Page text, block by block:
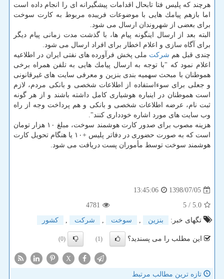
هرچند كه پلیس فتا تابحال اقدامات پیشگیرانه ای را انجام داده است
اما بازهم پیامك هایی با موضوعات فریبده مربوط به كارت سوخت
برای بعضی از شهروندان ارسال می شود.
البته بعد از ارسال اینگونه پیام ها، با گذشت مدت زمانی پیام دیگر
برای آگاه سازی و اعلام اخطار برای افراد ارسال می شود.
چندی قبل هم شركت ملی پخش فرآورده های نفتی ایران در اطلاعیه
اعلام نمود كه "با توجه به ارسال پیامك هایی به تلفن همراه برخی
هموطنان با مبحث سهمیه بندی بنزین و معرفی سایت های غیرقانونی
و جعلی برای سوءاستفاده از اطلاعات شخصی و بانكی مردم، لازم
است هموطنان در اینباره هوشیاری كامل داشته باشند و از هر گونه
ثبت نام، عرضه اطلاعات شخصی و بانكی و هم پرداخت وجه از راه
وب سایت های مورد اشاره خودداری كنند".
هزینه مصوب برای صدور كارت هوشمند سوخت، مبلغ ۱۰ هزار تومان
است كه به صورت حضوری در دفاتر پلیس +۱۰ یا هنگام تحویل كارت
هوشمند سوخت توسط مأموران پست دریافت می شود.
1398/07/05
13:45:06
5.0
/ 5
4781
تگهای خبر:
بنزین , سوخت , شركت , كشور
این مطلب را می پسندید؟ (1)
(0)
X
تازه ترین مطالب مرتبط